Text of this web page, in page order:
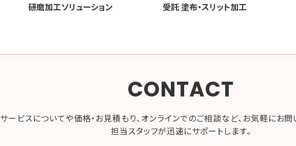
研磨加工ソリューション 受託 塗布・スリット加工
CONTACT
サービスについてや価格・お見積もり、オンラインでのご相談など、お気軽にお問
担当スタッフが迅速にサポートします。